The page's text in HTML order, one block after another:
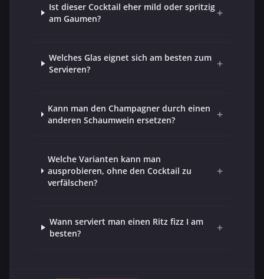
Ist dieser Cocktail eher mild oder spritzig
am Gaumen?
+
Welches Glas eignet sich am besten zum
Servieren?
+
Kann man den Champagner durch einen
anderen Schaumwein ersetzen?
+
Welche Varianten kann man
ausprobieren, ohne den Cocktail zu
verfälschen?
+
Wann serviert man einen Ritz fizz I am
besten?
+